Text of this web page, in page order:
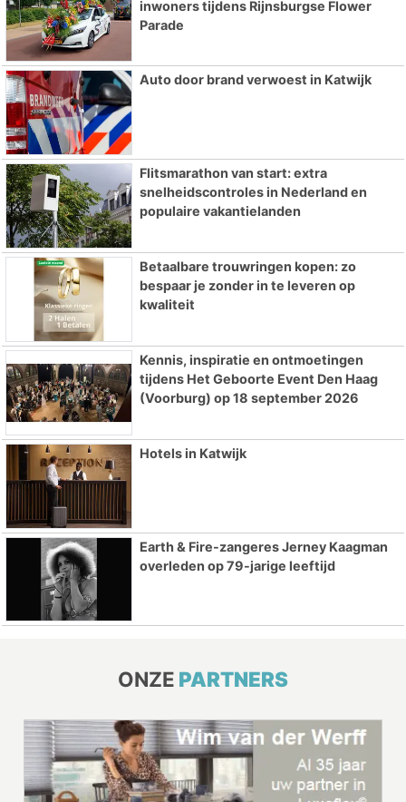
inwoners tijdens Rijnsburgse Flower
Parade
Auto door brand verwoest in Katwijk
Flitsmarathon van start: extra
snelheidscontroles in Nederland en
populaire vakantielanden
Betaalbare trouwringen kopen: zo
bespaar je zonder in te leveren op
kwaliteit
Kennis, inspiratie en ontmoetingen
tijdens Het Geboorte Event Den Haag
(Voorburg) op 18 september 2026
Hotels in Katwijk
Earth & Fire-zangeres Jerney Kaagman
overleden op 79-jarige leeftijd
ONZE PARTNERS